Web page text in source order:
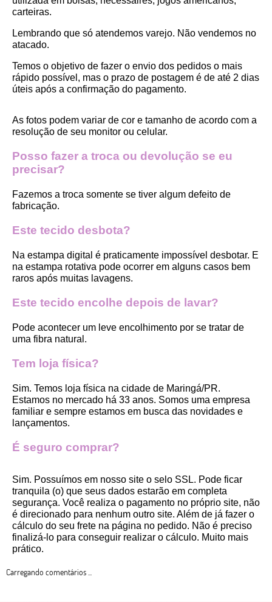
carteiras.
Lembrando que só atendemos varejo. Não vendemos no
atacado.
Temos o objetivo de fazer o envio dos pedidos o mais
rápido possível, mas o prazo de postagem é de até 2 dias
úteis após a confirmação do pagamento.
As fotos podem variar de cor e tamanho de acordo com a
resolução de seu monitor ou celular.
Posso fazer a troca ou devolução se eu
precisar?
Fazemos a troca somente se tiver algum defeito de
fabricação.
Este tecido desbota?
Na estampa digital é praticamente impossível desbotar. E
na estampa rotativa pode ocorrer em alguns casos bem
raros após muitas lavagens.
Este tecido encolhe depois de lavar?
Pode acontecer um leve encolhimento por se tratar de
uma fibra natural.
Tem loja física?
Sim. Temos loja física na cidade de Maringá/PR.
Estamos no mercado há 33 anos. Somos uma empresa
familiar e sempre estamos em busca das novidades e
lançamentos.
É seguro comprar?
Sim. Possuímos em nosso site o selo SSL. Pode ficar
tranquila (o) que seus dados estarão em completa
segurança. Você realiza o pagamento no próprio site, não
é direcionado para nenhum outro site. Além de já fazer o
cálculo do seu frete na página no pedido. Não é preciso
finalizá-lo para conseguir realizar o cálculo. Muito mais
prático.
Carregando comentários ...